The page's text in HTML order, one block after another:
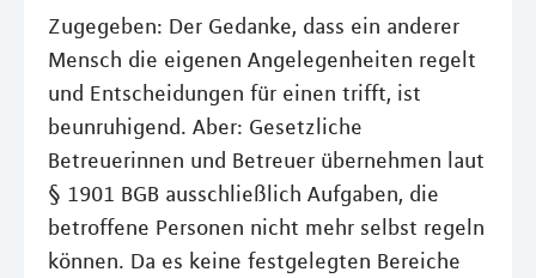
Zugegeben: Der Gedanke, dass ein anderer
Mensch die eigenen Angelegenheiten regelt
und Entscheidungen für einen trifft, ist
beunruhigend. Aber: Gesetzliche
Betreuerinnen und Betreuer übernehmen laut
§ 1901 BGB ausschließlich Aufgaben, die
betroffene Personen nicht mehr selbst regeln
können. Da es keine festgelegten Bereiche